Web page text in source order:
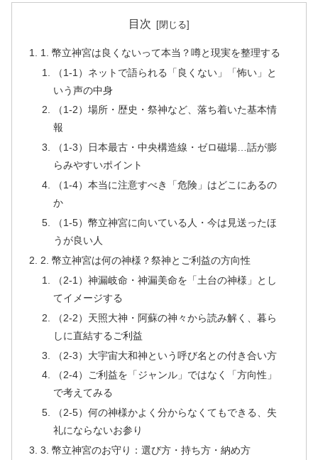
目次
1. 幣立神宮は良くないって本当？噂と現実を整理する
（1-1）ネットで語られる「良くない」「怖い」と
いう声の中身
（1-2）場所・歴史・祭神など、落ち着いた基本情
報
（1-3）日本最古・中央構造線・ゼロ磁場…話が膨
らみやすいポイント
（1-4）本当に注意すべき「危険」はどこにあるの
か
（1-5）幣立神宮に向いている人・今は見送ったほ
うが良い人
2. 幣立神宮は何の神様？祭神とご利益の方向性
（2-1）神漏岐命・神漏美命を「土台の神様」とし
てイメージする
（2-2）天照大神・阿蘇の神々から読み解く、暮ら
しに直結するご利益
（2-3）大宇宙大和神という呼び名との付き合い方
（2-4）ご利益を「ジャンル」ではなく「方向性」
で考えてみる
（2-5）何の神様かよく分からなくてもできる、失
礼にならないお参り
3. 幣立神宮のお守り：選び方・持ち方・納め方